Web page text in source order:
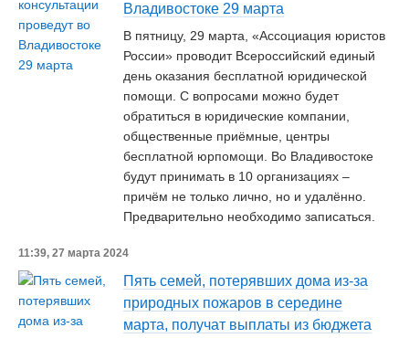
Владивостоке 29 марта
В пятницу, 29 марта, «Ассоциация юристов
России» проводит Всероссийский единый
день оказания бесплатной юридической
помощи. С вопросами можно будет
обратиться в юридические компании,
общественные приёмные, центры
бесплатной юрпомощи. Во Владивостоке
будут принимать в 10 организациях –
причём не только лично, но и удалённо.
Предварительно необходимо записаться.
11:39, 27 марта 2024
Пять семей, потерявших дома из-за
природных пожаров в середине
марта, получат выплаты из бюджета